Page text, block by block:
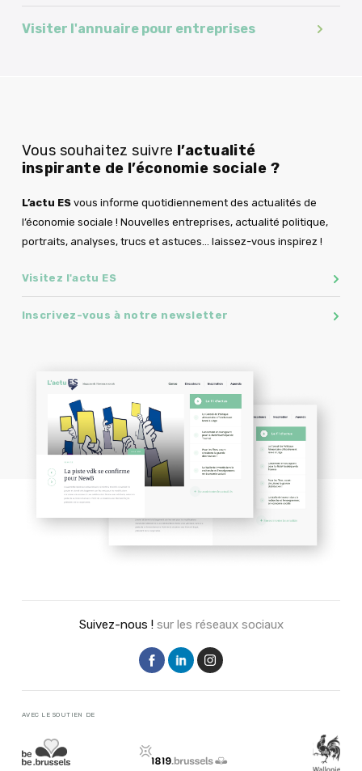
Visiter l'annuaire pour entreprises
Vous souhaitez suivre l’actualité
inspirante de l’économie sociale ?
L’actu ESvous informe quotidiennement des actualités de
l’économie sociale ! Nouvelles entreprises, actualité politique,
portraits, analyses, trucs et astuces… laissez-vous inspirez !
Visitez l'actu ES
Inscrivez-vous à notre newsletter
Suivez-nous ! sur les réseaux sociaux
AVEC LE SOUTIEN DE